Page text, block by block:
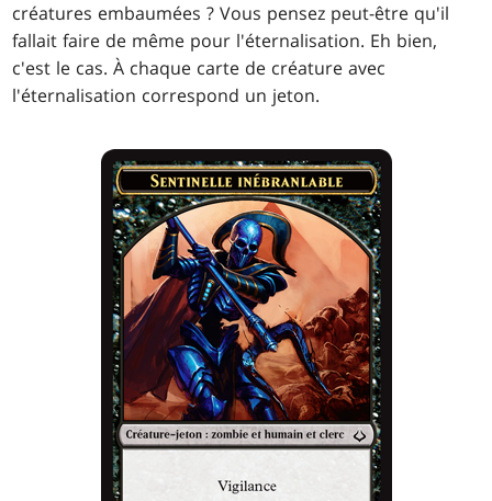
créatures embaumées ? Vous pensez peut-être qu'il
fallait faire de même pour l'éternalisation. Eh bien,
c'est le cas. À chaque carte de créature avec
l'éternalisation correspond un jeton.